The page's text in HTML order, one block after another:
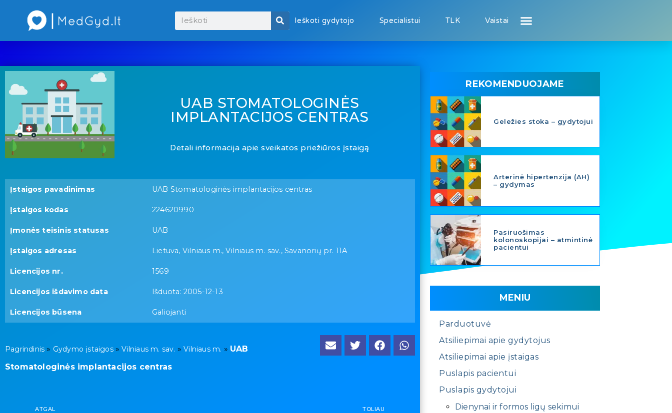
Ieškoti gydytojo Specialistui TLK Vaistai
UAB STOMATOLOGINĖS
IMPLANTACIJOS CENTRAS
Detali informacija apie sveikatos priežiūros įstaigą
Įstaigos pavadinimas UAB Stomatologinės implantacijos centras
Įstaigos kodas 224620990
Įmonės teisinis statusas UAB
Įstaigos adresas Lietuva, Vilniaus m., Vilniaus m. sav., Savanorių pr. 11A
Licencijos nr. 1569
Licencijos išdavimo data Išduota: 2005-12-13
Licencijos būsena Galiojanti
Pagrindinis » Gydymo įstaigos»Vilniaus m. sav. »Vilniaus m. » UAB
Stomatologinės implantacijos centras
ATGAL TOLIAU
REKOMENDUOJAME
Geležies stoka – gydytojui
Arterinė hipertenzija (AH)
– gydymas
Pasiruošimas
kolonoskopijai – atmintinė
pacientui
MENIU
Parduotuvė
Atsiliepimai apie gydytojus
Atsiliepimai apie įstaigas
Puslapis pacientui
Puslapis gydytojui
Dienynai ir formos ligų sekimui